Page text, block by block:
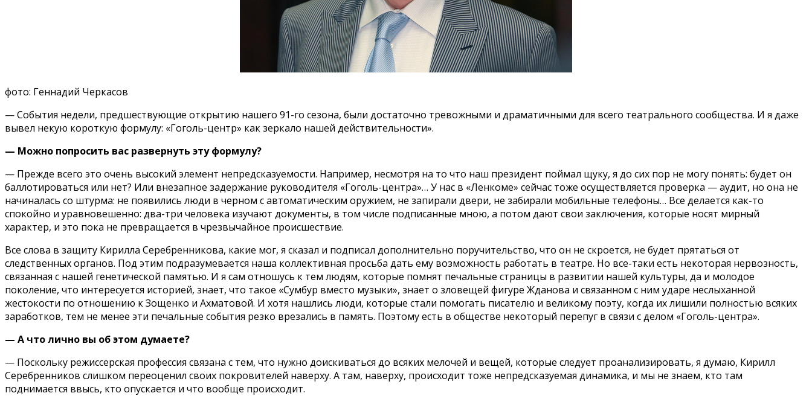
фото: Геннадий Черкасов
— События недели, предшествующие открытию нашего 91-го сезона, были достаточно тревожными и драматичными для всего театрального сообщества. И я даже
вывел некую короткую формулу: «Гоголь-центр» как зеркало нашей действительности».
— Можно попросить вас развернуть эту формулу?
— Прежде всего это очень высокий элемент непредсказуемости. Например, несмотря на то что наш президент поймал щуку, я до сих пор не могу понять: будет он
баллотироваться или нет? Или внезапное задержание руководителя «Гоголь-центра»… У нас в «Ленкоме» сейчас тоже осуществляется проверка — аудит, но она не
начиналась со штурма: не появились люди в черном с автоматическим оружием, не запирали двери, не забирали мобильные телефоны… Все делается как-то
спокойно и уравновешенно: два-три человека изучают документы, в том числе подписанные мною, а потом дают свои заключения, которые носят мирный
характер, и это пока не превращается в чрезвычайное происшествие.
Все слова в защиту Кирилла Серебренникова, какие мог, я сказал и подписал дополнительно поручительство, что он не скроется, не будет прятаться от
следственных органов. Под этим подразумевается наша коллективная просьба дать ему возможность работать в театре. Но все-таки есть некоторая нервозность,
связанная с нашей генетической памятью. И я сам отношусь к тем людям, которые помнят печальные страницы в развитии нашей культуры, да и молодое
поколение, что интересуется историей, знает, что такое «Сумбур вместо музыки», знает о зловещей фигуре Жданова и связанном с ним ударе неслыханной
жестокости по отношению к Зощенко и Ахматовой. И хотя нашлись люди, которые стали помогать писателю и великому поэту, когда их лишили полностью всяких
заработков, тем не менее эти печальные события резко врезались в память. Поэтому есть в обществе некоторый перепуг в связи с делом «Гоголь-центра».
— А что лично вы об этом думаете?
— Поскольку режиссерская профессия связана с тем, что нужно доискиваться до всяких мелочей и вещей, которые следует проанализировать, я думаю, Кирилл
Серебренников слишком переоценил своих покровителей наверху. А там, наверху, происходит тоже непредсказуемая динамика, и мы не знаем, кто там
поднимается ввысь, кто опускается и что вообще происходит.